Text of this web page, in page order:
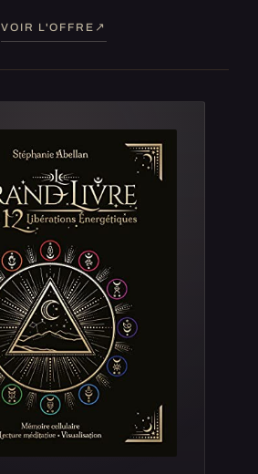
VOIR L'OFFRE